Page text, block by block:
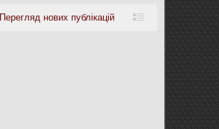
Перегляд нових публікацій